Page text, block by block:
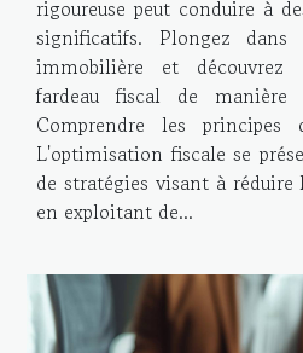
rigoureuse peut conduire à
significatifs. Plongez
immobilière et
fardeau fiscal de
Comprendre les principes
L'optimisation fiscale se
de stratégies visant à
en exploitant de...